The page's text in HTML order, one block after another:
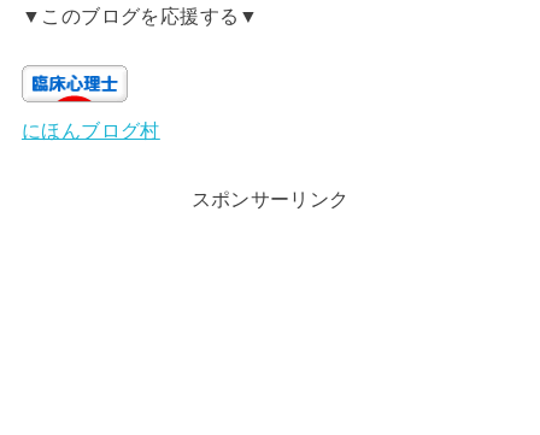
▼このブログを応援する▼
にほんブログ村
スポンサーリンク